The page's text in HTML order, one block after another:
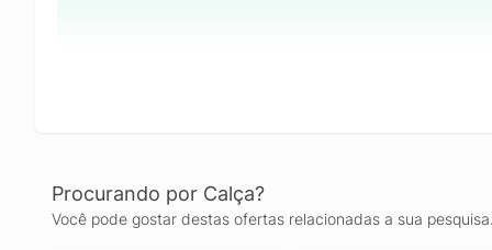
Procurando por Calça?
Você pode gostar destas ofertas relacionadas a sua